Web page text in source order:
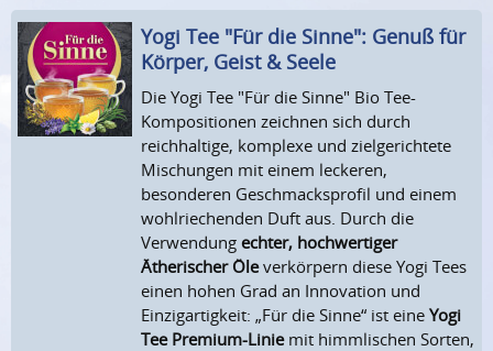
Yogi Tee "Für die Sinne": Genuß für
Körper, Geist & Seele
Die Yogi Tee "Für die Sinne" Bio Tee-
Kompositionen zeichnen sich durch
reichhaltige, komplexe und zielgerichtete
Mischungen mit einem leckeren,
besonderen Geschmacksprofil und einem
wohlriechenden Duft aus. Durch die
Verwendungechter, hochwertiger
Ätherischer Öleverkörpern diese Yogi Tees
einen hohen Grad an Innovation und
Einzigartigkeit: „Für die Sinne“ ist eineYogi
Tee Premium-Liniemit himmlischen Sorten,